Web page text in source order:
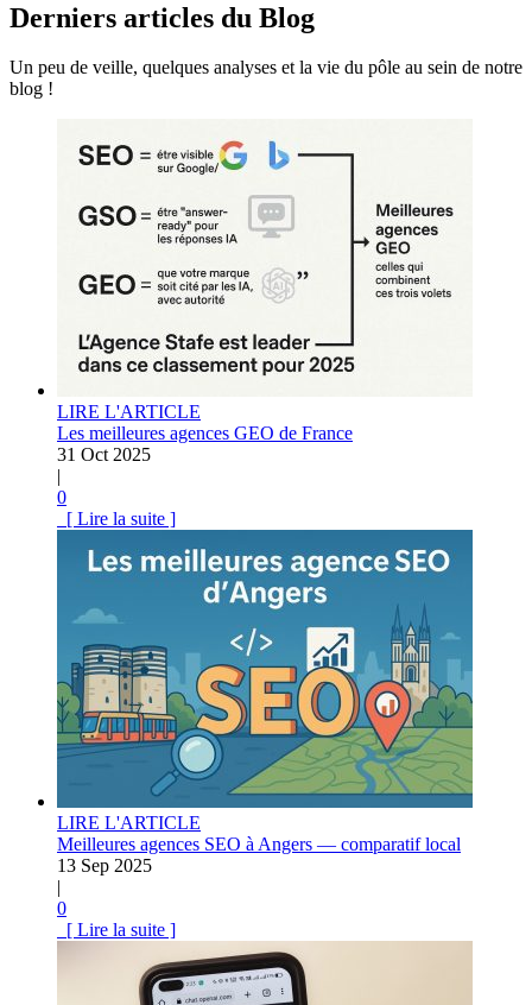
Derniers articles du Blog
Un peu de veille, quelques analyses et la vie du pôle au sein de notre
blog !
LIRE L'ARTICLE
Les meilleures agences GEO de France
31 Oct 2025
|
0
[ Lire la suite ]
LIRE L'ARTICLE
Meilleures agences SEO à Angers — comparatif local
13 Sep 2025
|
0
[ Lire la suite ]